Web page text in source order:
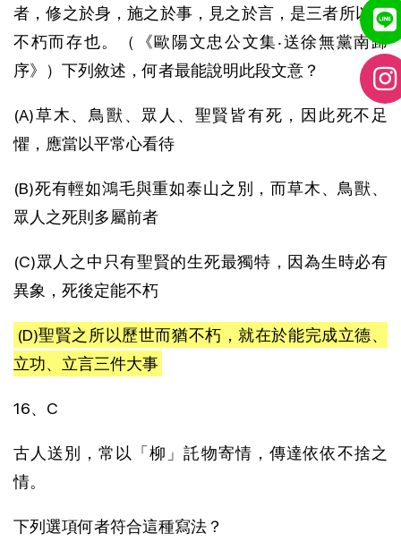
者，修之於身，施之於事，見之於言，是三者所以能
不朽而存也。（《歐陽文忠公文集‧送徐無黨南歸
序》）下列敘述，何者最能說明此段文意？
(A)草木、鳥獸、眾人、聖賢皆有死，因此死不足
懼，應當以平常心看待
(B)死有輕如鴻毛與重如泰山之別，而草木、鳥獸、
眾人之死則多屬前者
(C)眾人之中只有聖賢的生死最獨特，因為生時必有
異象，死後定能不朽
(D)聖賢之所以歷世而猶不朽，就在於能完成立德、
立功、立言三件大事
16、C
古人送別，常以「柳」託物寄情，傳達依依不捨之
情。
下列選項何者符合這種寫法？